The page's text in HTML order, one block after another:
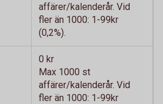
affärer/kalenderår. Vid
fler än 1000: 1-99kr
(0,2%).
0 kr
Max 1000 st
affärer/kalenderår. Vid
fler än 1000: 1-99kr